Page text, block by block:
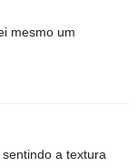
mesmo um
a textura